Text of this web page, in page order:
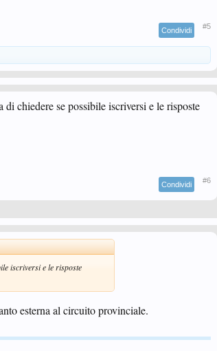
Condividi #5
chiedere se possibile iscriversi e le risposte
Condividi #6
iscriversi e le risposte
esterna al circuito provinciale.